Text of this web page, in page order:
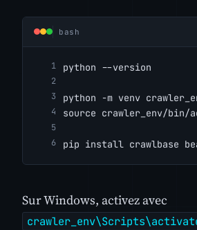
bash
python --version
python -m venv
source crawler_env/bin/
pip install crawlbase
Sur Windows, activez avec